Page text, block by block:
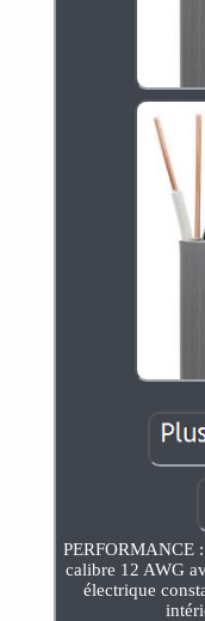
PERFORMANCE
calibre 12 AWG
électrique